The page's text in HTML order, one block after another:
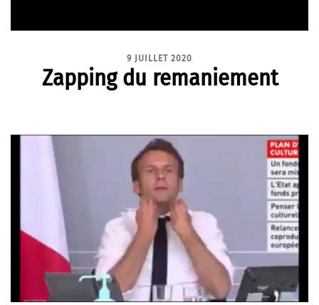
9 JUILLET 2020
Zapping du remaniement